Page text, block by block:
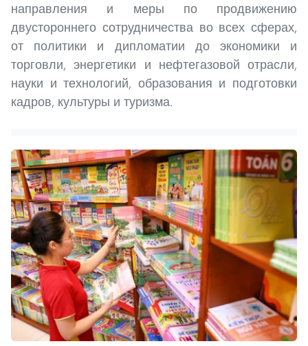
направления и меры по продвижению
двустороннего сотрудничества во всех сферах,
от политики и дипломатии до экономики и
торговли, энергетики и нефтегазовой отрасли,
науки и технологий, образования и подготовки
кадров, культуры и туризма.